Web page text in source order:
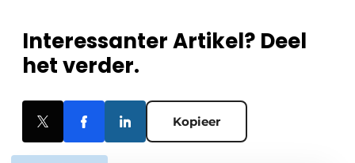
Interessanter Artikel? Deel
het verder.
Kopieer